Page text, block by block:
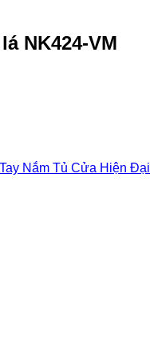
NK424-VM
Tay Nắm Tủ Cửa Hiện Đại